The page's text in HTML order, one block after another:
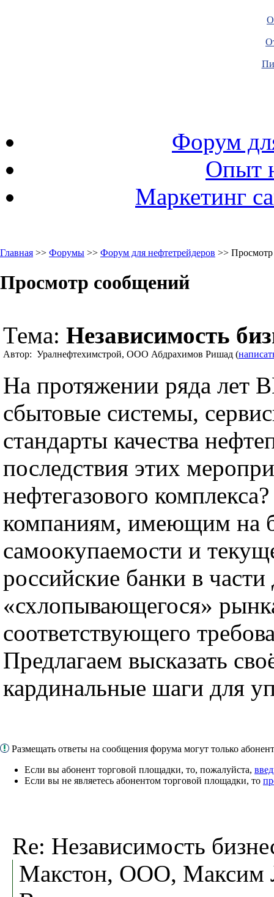
Форум
Опыт
Маркетинг
Главная >> Форумы >> Форум для нефтетрейдеров >>
Просмотр сообщений
Тема: Независимость
Автор: Уралнефтехимстрой, ООО Абдрахимов Ришад (
На протяжении ряда лет
сбытовые системы,
стандарты качества
последствия этих
нефтегазового
компаниям, имеющим на
самоокупаемости и
российские банки в
«схлопывающегося»
соответствующего
Предлагаем высказать
кардинальные шаги для
Размещать ответы на сообщения форума могут только
Если вы абонент торговой площадки, то, пожалуйста,
Если вы не являетесь абонентом торговой площадки, то
Re: Независимость
Макстон, ООО, Максим